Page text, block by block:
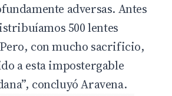
adversas. Antes
500 lentes
con mucho sacrificio,
a esta impostergable
concluyó Aravena.